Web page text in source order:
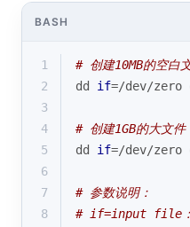
BASH
1
# 创建10MB的空白
2
dd if=/dev/zero
3
4
# 创建1GB的大文件
5
dd if=/dev/zero
6
7
# 参数说明：
8
# if=input file：